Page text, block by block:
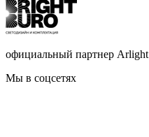
официальный партнер Arlight
Мы в соцсетях